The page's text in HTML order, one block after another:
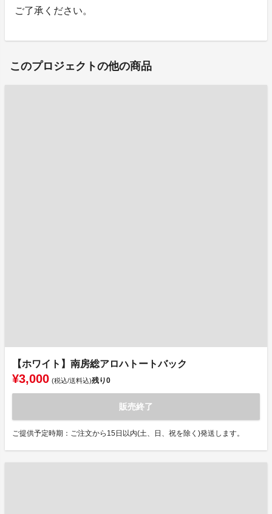
ご了承ください。
このプロジェクトの他の商品
【ホワイト】南房総アロハトートバック
¥3,000 (税込/送料込)残り0
販売終了
ご提供予定時期：ご注文から15日以内(土、日、祝を除く)発送します。